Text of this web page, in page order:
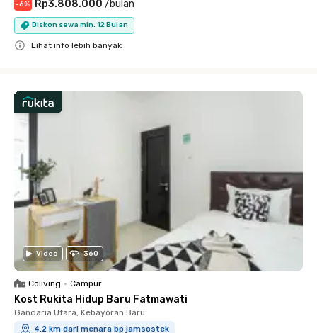
-6% Rp3.808.000 /bulan
Diskon sewa min. 12 Bulan
Lihat info lebih banyak
Video 360
Coliving • Campur
Kost Rukita Hidup Baru Fatmawati
Gandaria Utara, Kebayoran Baru
4.2 km dari menara bp jamsostek